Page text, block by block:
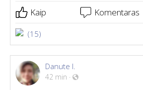
Kaip Komentaras
(15)
Danute I.
42 min ·